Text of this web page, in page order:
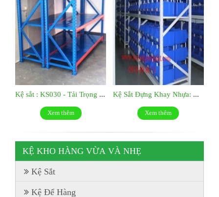
Xem thêm Xem thêm
KỆ KHO HÀNG VỪA VÀ NHẸ
Kệ Sắt
Kệ Để Hàng